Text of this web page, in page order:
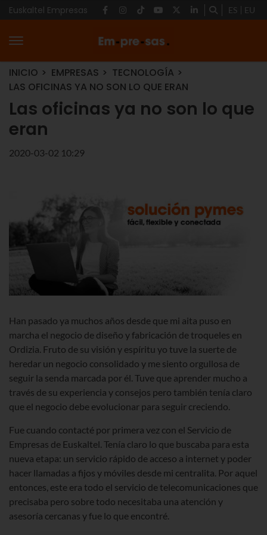
Euskaltel Empresas ES EU
INICIO EMPRESAS
TECNOLOGÍA
LAS OFICINAS YA NO SON LO QUE ERAN
Las oficinas ya no son lo que
eran
2020-03-02 10:29
Han pasado ya muchos años desde que mi aita puso en
marcha el negocio de diseño y fabricación de troqueles en
Ordizia. Fruto de su visión y espíritu yo tuve la suerte de
heredar un negocio consolidado y me siento orgullosa de
seguir la senda marcada por él. Tuve que aprender mucho a
través de su experiencia y consejos pero también tenía claro
que el negocio debe evolucionar para seguir creciendo.
Fue cuando contacté por primera vez con el Servicio de
Empresas de Euskaltel. Tenía claro lo que buscaba para esta
nueva etapa: un servicio rápido de acceso a internet y poder
hacer llamadas a fijos y móviles desde mi centralita. Por aquel
entonces, este era todo el servicio de telecomunicaciones que
precisaba pero sobre todo necesitaba una atención y
asesoría cercanas y fue lo que encontré.